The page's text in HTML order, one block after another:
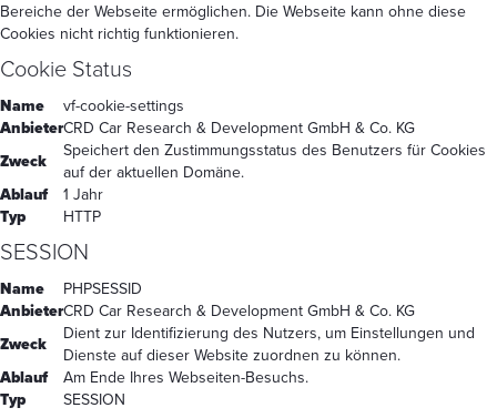
Bereiche der Webseite ermöglichen. Die Webseite kann ohne diese
Cookies nicht richtig funktionieren.
Cookie Status
Name
vf-cookie-settings
AnbieterCRD Car Research & Development GmbH & Co. KG
Zweck
Speichert den Zustimmungsstatus des Benutzers für Cookies
auf der aktuellen Domäne.
Ablauf
1 Jahr
Typ
HTTP
SESSION
Name
PHPSESSID
AnbieterCRD Car Research & Development GmbH & Co. KG
Zweck
Dient zur Identifizierung des Nutzers, um Einstellungen und
Dienste auf dieser Website zuordnen zu können.
Ablauf
Am Ende Ihres Webseiten-Besuchs.
Typ
SESSION